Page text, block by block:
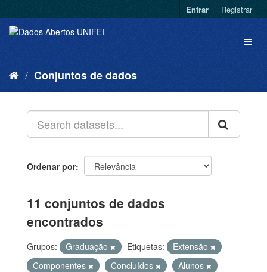
Entrar Registrar
Conjuntos de dados
Ordenar por
11 conjuntos de dados
encontrados
Grupos: Graduação Etiquetas:
Extensão
Componentes
Concluídos
Alunos